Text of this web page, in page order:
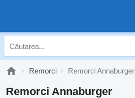
Remorci Remorci Annaburger
Remorci Annaburger